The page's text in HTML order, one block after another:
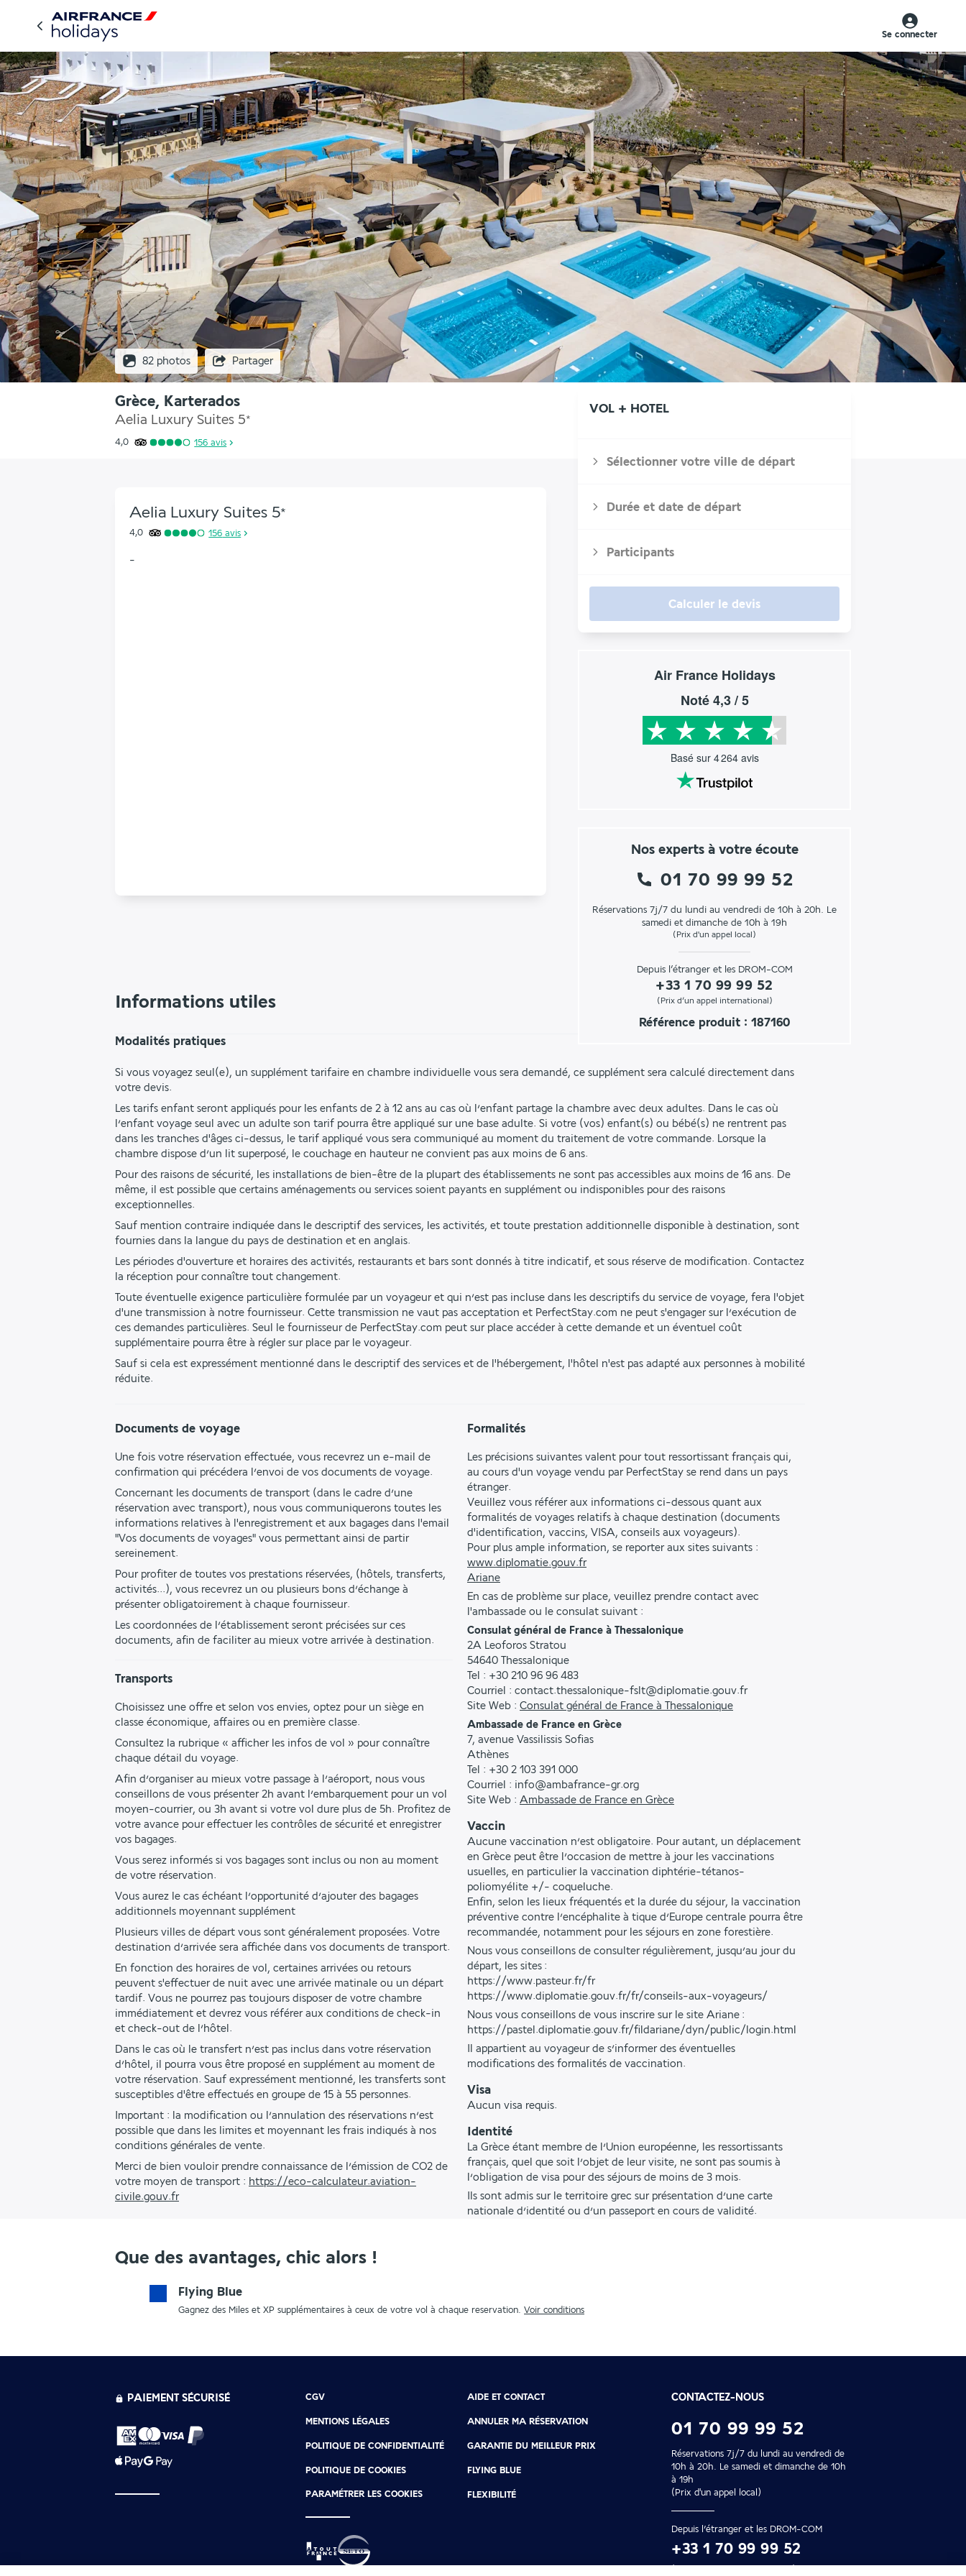
Se connecter
82 photos Partager
Grèce, Karterados
Aelia Luxury Suites 5*
4,0 156 avis
VOL + HOTEL
Sélectionner votre ville de départ
Durée et date de départ
Participants
Calculer le devis
Air France Holidays
Noté4,3/ 5
Basé sur 4 264avis
Nos experts à votre écoute
01 70 99 99 52
Réservations 7j/7 du lundi au vendredi de 10h à 20h. Le
samedi et dimanche de 10h à 19h
(Prix d'un appel local)
Depuis l’étranger et les DROM-COM
+33 1 70 99 99 52
(Prix d’un appel international)
Référence produit : 187160
Aelia Luxury Suites 5*
4,0 156 avis
-
Informations utiles
Modalités pratiques
Si vous voyagez seul(e), un supplément tarifaire en chambre individuelle vous sera demandé, ce supplément sera calculé directement dans
votre devis.
Les tarifs enfant seront appliqués pour les enfants de 2 à 12 ans au cas où l’enfant partage la chambre avec deux adultes. Dans le cas où
l’enfant voyage seul avec un adulte son tarif pourra être appliqué sur une base adulte. Si votre (vos) enfant(s) ou bébé(s) ne rentrent pas
dans les tranches d'âges ci-dessus, le tarif appliqué vous sera communiqué au moment du traitement de votre commande. Lorsque la
chambre dispose d’un lit superposé, le couchage en hauteur ne convient pas aux moins de 6 ans.
Pour des raisons de sécurité, les installations de bien-être de la plupart des établissements ne sont pas accessibles aux moins de 16 ans. De
même, il est possible que certains aménagements ou services soient payants en supplément ou indisponibles pour des raisons
exceptionnelles.
Sauf mention contraire indiquée dans le descriptif des services, les activités, et toute prestation additionnelle disponible à destination, sont
fournies dans la langue du pays de destination et en anglais.
Les périodes d'ouverture et horaires des activités, restaurants et bars sont donnés à titre indicatif, et sous réserve de modification. Contactez
la réception pour connaître tout changement.
Toute éventuelle exigence particulière formulée par un voyageur et qui n’est pas incluse dans les descriptifs du service de voyage, fera l'objet
d'une transmission à notre fournisseur. Cette transmission ne vaut pas acceptation et PerfectStay.com ne peut s'engager sur l’exécution de
ces demandes particulières. Seul le fournisseur de PerfectStay.com peut sur place accéder à cette demande et un éventuel coût
supplémentaire pourra être à régler sur place par le voyageur.
Sauf si cela est expressément mentionné dans le descriptif des services et de l'hébergement, l'hôtel n'est pas adapté aux personnes à mobilité
réduite.
Documents de voyage
Une fois votre réservation effectuée, vous recevrez un e-mail de
confirmation qui précédera l’envoi de vos documents de voyage.
Concernant les documents de transport (dans le cadre d’une
réservation avec transport), nous vous communiquerons toutes les
informations relatives à l'enregistrement et aux bagages dans l'email
"Vos documents de voyages" vous permettant ainsi de partir
sereinement.
Pour profiter de toutes vos prestations réservées, (hôtels, transferts,
activités...), vous recevrez un ou plusieurs bons d’échange à
présenter obligatoirement à chaque fournisseur.
Les coordonnées de l’établissement seront précisées sur ces
documents, afin de faciliter au mieux votre arrivée à destination.
Transports
Choisissez une offre et selon vos envies, optez pour un siège en
classe économique, affaires ou en première classe.
Consultez la rubrique « afficher les infos de vol » pour connaître
chaque détail du voyage.
Afin d’organiser au mieux votre passage à l’aéroport, nous vous
conseillons de vous présenter 2h avant l’embarquement pour un vol
moyen-courrier, ou 3h avant si votre vol dure plus de 5h. Profitez de
votre avance pour effectuer les contrôles de sécurité et enregistrer
vos bagages.
Vous serez informés si vos bagages sont inclus ou non au moment
de votre réservation.
Vous aurez le cas échéant l’opportunité d’ajouter des bagages
additionnels moyennant supplément
Plusieurs villes de départ vous sont généralement proposées. Votre
destination d’arrivée sera affichée dans vos documents de transport.
En fonction des horaires de vol, certaines arrivées ou retours
peuvent s'effectuer de nuit avec une arrivée matinale ou un départ
tardif. Vous ne pourrez pas toujours disposer de votre chambre
immédiatement et devrez vous référer aux conditions de check-in
et check-out de l’hôtel.
Dans le cas où le transfert n’est pas inclus dans votre réservation
d’hôtel, il pourra vous être proposé en supplément au moment de
votre réservation. Sauf expressément mentionné, les transferts sont
susceptibles d'être effectués en groupe de 15 à 55 personnes.
Important : la modification ou l’annulation des réservations n’est
possible que dans les limites et moyennant les frais indiqués à nos
conditions générales de vente.
Merci de bien vouloir prendre connaissance de l’émission de CO2 de
votre moyen de transport : https://eco-calculateur.aviation-
civile.gouv.fr
Formalités
Les précisions suivantes valent pour tout ressortissant français qui,
au cours d'un voyage vendu par PerfectStay se rend dans un pays
étranger.
Veuillez vous référer aux informations ci-dessous quant aux
formalités de voyages relatifs à chaque destination (documents
d'identification, vaccins, VISA, conseils aux voyageurs).
Pour plus ample information, se reporter aux sites suivants :
www.diplomatie.gouv.fr
Ariane
En cas de problème sur place, veuillez prendre contact avec
l'ambassade ou le consulat suivant :
Consulat général de France à Thessalonique
2A Leoforos Stratou
54640 Thessalonique
Tel : +30 210 96 96 483
Courriel : contact.thessalonique-fslt@diplomatie.gouv.fr
Site Web : Consulat général de France à Thessalonique
Ambassade de France en Grèce
7, avenue Vassilissis Sofias
Athènes
Tel : +30 2 103 391 000
Courriel : info@ambafrance-gr.org
Site Web : Ambassade de France en Grèce
Vaccin
Aucune vaccination n’est obligatoire. Pour autant, un déplacement
en Grèce peut être l’occasion de mettre à jour les vaccinations
usuelles, en particulier la vaccination diphtérie-tétanos-
poliomyélite +/- coqueluche.
Enfin, selon les lieux fréquentés et la durée du séjour, la vaccination
préventive contre l’encéphalite à tique d’Europe centrale pourra être
recommandée, notamment pour les séjours en zone forestière.
Nous vous conseillons de consulter régulièrement, jusqu’au jour du
départ, les sites :
https://www.pasteur.fr/fr
https://www.diplomatie.gouv.fr/fr/conseils-aux-voyageurs/
Nous vous conseillons de vous inscrire sur le site Ariane :
https://pastel.diplomatie.gouv.fr/fildariane/dyn/public/login.html
Il appartient au voyageur de s’informer des éventuelles
modifications des formalités de vaccination.
Visa
Aucun visa requis.
Identité
La Grèce étant membre de l’Union européenne, les ressortissants
français, quel que soit l’objet de leur visite, ne sont pas soumis à
l’obligation de visa pour des séjours de moins de 3 mois.
Ils sont admis sur le territoire grec sur présentation d’une carte
nationale d’identité ou d’un passeport en cours de validité.
Que des avantages, chic alors !
Flying Blue
Gagnez des Miles et XP supplémentaires à ceux de votre vol à chaque reservation. Voir conditions
PAIEMENT SÉCURISÉ CONTACTEZ-NOUS
01 70 99 99 52
Réservations 7j/7 du lundi au vendredi de
10h à 20h. Le samedi et dimanche de 10h
à 19h
(Prix d'un appel local)
Depuis l’étranger et les DROM-COM
+33 1 70 99 99 52
CGV
MENTIONS LÉGALES
POLITIQUE DE CONFIDENTIALITÉ
POLITIQUE DE COOKIES
PARAMÉTRER LES COOKIES
AIDE ET CONTACT
ANNULER MA RÉSERVATION
GARANTIE DU MEILLEUR PRIX
FLYING BLUE
FLEXIBILITÉ